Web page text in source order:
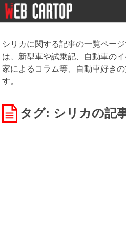
シリカに関する記事の一覧ペー
は、新型車や試乗記、自動車の
家によるコラム等、自動車好き
す。
タグ: シリカの記